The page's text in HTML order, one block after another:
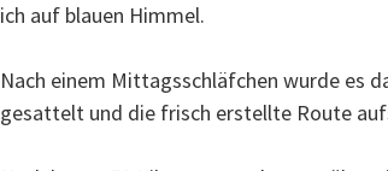
ich auf blauen Himmel.
Nach einem Mittagsschläfchen wurde es
gesattelt und die frisch erstellte Route